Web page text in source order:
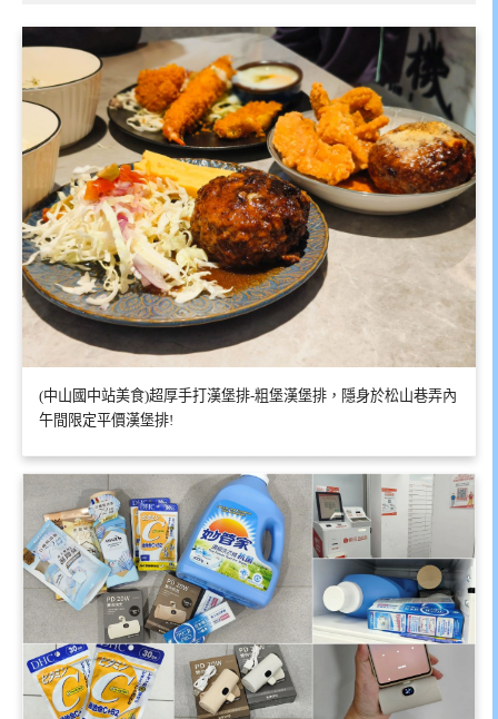
(中山國中站美食)超厚手打漢堡排-粗堡漢堡排，隱身於松山巷弄內
午間限定平價漢堡排!